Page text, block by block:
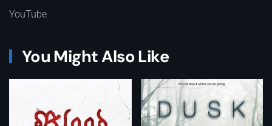
YouTube
You Might Also Like